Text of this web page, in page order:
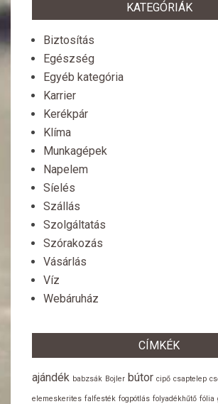
KATEGÓRIÁK
Biztosítás
Egészség
Egyéb kategória
Karrier
Kerékpár
Klíma
Munkagépek
Napelem
Síelés
Szállás
Szolgáltatás
Szórakozás
Vásárlás
Víz
Webáruház
CÍMKÉK
ajándék babzsák Bojler bútor cipő csaptelep
elemeskerites falfesték fogpótlás folyadékhűtő fólia